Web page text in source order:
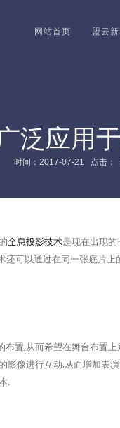
网站首页 盟云新
泛应用
时间：2017-07-21 点击：
全息投影技术是现在出现
还可以通过在同一张底片
,从而希望在舞台布置
像进行互动,从而增加
.